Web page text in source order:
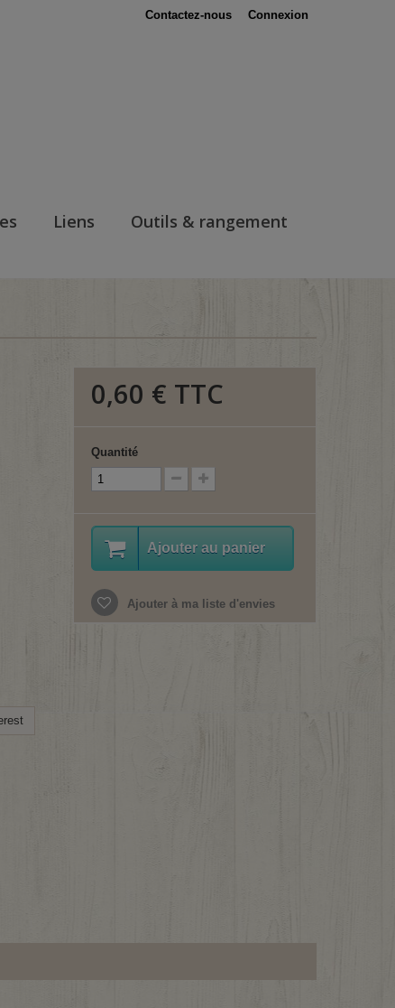
Connexion
Contactez-nous
Liens
Outils & rangement
0,60 € TTC
Quantité
Ajouter au panier
Ajouter à ma liste d'envies